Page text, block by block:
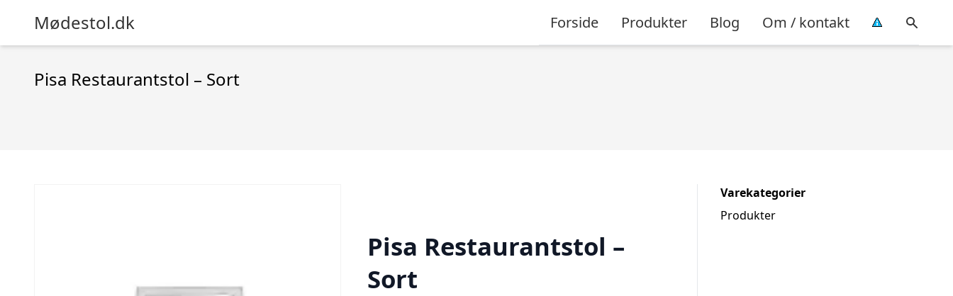
Mødestol.dk Forside Produkter Blog Om / kontakt
Pisa Restaurantstol – Sort
Pisa Restaurantstol –
Sort
Varekategorier
Produkter